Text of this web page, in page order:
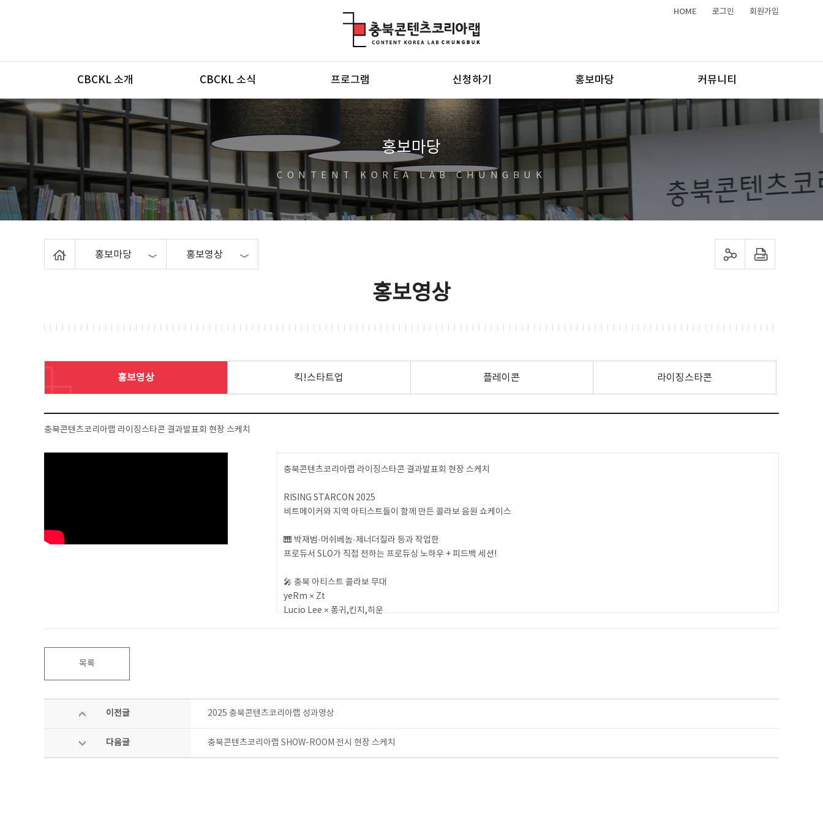
HOME 로그인 회원가입
메뉴
CBCKL 소개 CBCKL 소식 프로그램 신청하기 홍보마당 커뮤니티
홍보마당
CONTENT KOREA LAB CHUNGBUK
홍보마당 홍보영상 sns 공유하기 프린트하기
홍보영상
홍보영상 킥!스타트업 플레이콘 라이징스타콘
충북콘텐츠코리아랩 라이징스타콘 결과발표회 현장 스케치
충북콘텐츠코리아랩 라이징스타콘 결과발표회 현장 스케치
RISING STARCON 2025
비트메이커와 지역 아티스트들이 함께 만든 콜라보 음원 쇼케이스
🎹 박재범·머쉬베놈·제너더질라 등과 작업한
프로듀서 SLO가 직접 전하는 프로듀싱 노하우 + 피드백 세션!
🎤 충북 아티스트 콜라보 무대
yeRm × Zt
Lucio Lee × 퐁귀,킨지,히운
목록
이전글 2025 충북콘텐츠코리아랩 성과영상
다음글 충북콘텐츠코리아랩 SHOW-ROOM 전시 현장 스케치